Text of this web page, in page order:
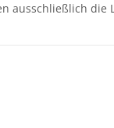
ausschließlich die